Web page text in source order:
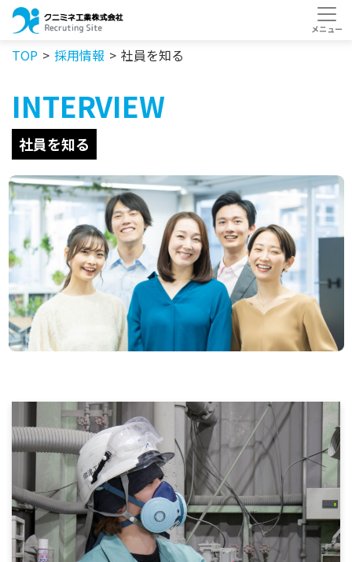
TOP 採用情報 社員を知る
INTERVIEW
社員を知る